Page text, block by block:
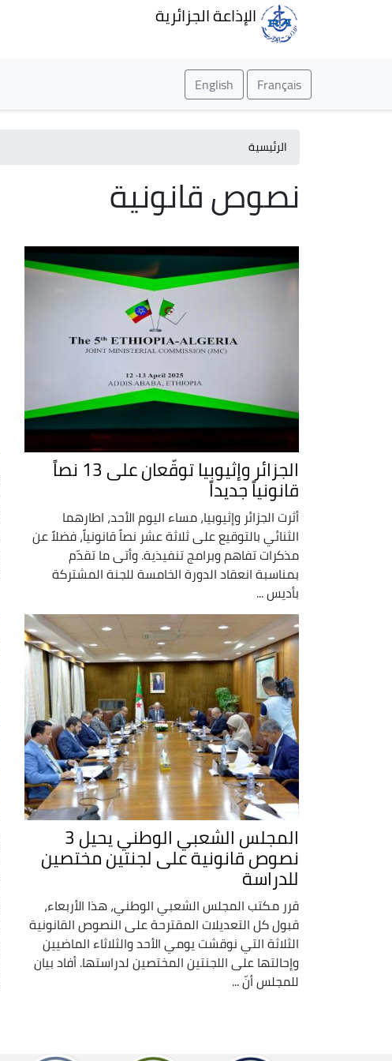
الإذاعة الجزائرية
Français
English
الرئيسية
نصوص قانونية
الجزائر وإثيوبيا توقّعان على 13 نصاً
قانونياً جديداً
أثرت الجزائر وإثيوبيا، مساء اليوم الأحد، اطارهما
الثنائي بالتوقيع على ثلاثة عشر نصاً قانونياً، فضلاً عن
مذكرات تفاهم وبرامج تنفيذية. وأتى ما تقدّم
بمناسبة انعقاد الدورة الخامسة للجنة المشتركة
بأديس ...
المجلس الشعبي الوطني يحيل 3
نصوص قانونية على لجنتين مختصين
للدراسة
قرر مكتب المجلس الشعبي الوطني، هذا الأربعاء،
قبول كل التعديلات المقترحة على النصوص القانونية
الثلاثة التي نوقشت يومي الأحد والثلاثاء الماضيين
وإحالتها على اللجنتين المختصين لدراستها. أفاد بيان
للمجلس أنّ ...